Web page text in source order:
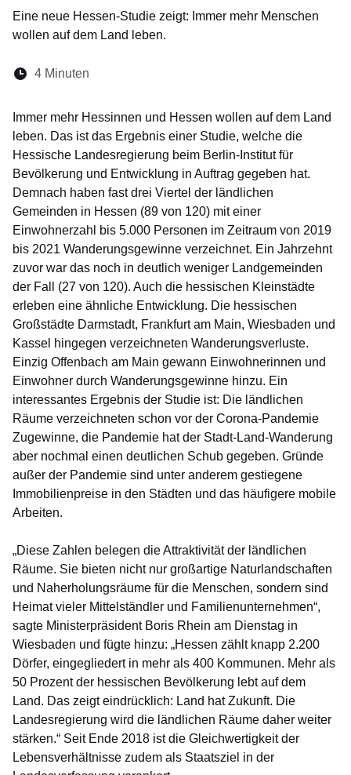
Eine neue Hessen-Studie zeigt: Immer mehr Menschen
wollen auf dem Land leben.
Lesedauer:
4 Minuten
Immer mehr Hessinnen und Hessen wollen auf dem Land
leben. Das ist das Ergebnis einer Studie, welche die
Hessische Landesregierung beim Berlin-Institut für
Bevölkerung und Entwicklung in Auftrag gegeben hat.
Demnach haben fast drei Viertel der ländlichen
Gemeinden in Hessen (89 von 120) mit einer
Einwohnerzahl bis 5.000 Personen im Zeitraum von 2019
bis 2021 Wanderungsgewinne verzeichnet. Ein Jahrzehnt
zuvor war das noch in deutlich weniger Landgemeinden
der Fall (27 von 120). Auch die hessischen Kleinstädte
erleben eine ähnliche Entwicklung. Die hessischen
Großstädte Darmstadt, Frankfurt am Main, Wiesbaden und
Kassel hingegen verzeichneten Wanderungsverluste.
Einzig Offenbach am Main gewann Einwohnerinnen und
Einwohner durch Wanderungsgewinne hinzu. Ein
interessantes Ergebnis der Studie ist: Die ländlichen
Räume verzeichneten schon vor der Corona-Pandemie
Zugewinne, die Pandemie hat der Stadt-Land-Wanderung
aber nochmal einen deutlichen Schub gegeben. Gründe
außer der Pandemie sind unter anderem gestiegene
Immobilienpreise in den Städten und das häufigere mobile
Arbeiten.
„Diese Zahlen belegen die Attraktivität der ländlichen
Räume. Sie bieten nicht nur großartige Naturlandschaften
und Naherholungsräume für die Menschen, sondern sind
Heimat vieler Mittelständler und Familienunternehmen“,
sagte Ministerpräsident Boris Rhein am Dienstag in
Wiesbaden und fügte hinzu: „Hessen zählt knapp 2.200
Dörfer, eingegliedert in mehr als 400 Kommunen. Mehr als
50 Prozent der hessischen Bevölkerung lebt auf dem
Land. Das zeigt eindrücklich: Land hat Zukunft. Die
Landesregierung wird die ländlichen Räume daher weiter
stärken.“ Seit Ende 2018 ist die Gleichwertigkeit der
Lebensverhältnisse zudem als Staatsziel in der